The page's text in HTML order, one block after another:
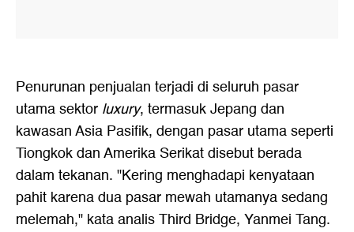
Penurunan penjualan terjadi di seluruh pasar
utama sektor luxury, termasuk Jepang dan
kawasan Asia Pasifik, dengan pasar utama seperti
Tiongkok dan Amerika Serikat disebut berada
dalam tekanan. "Kering menghadapi kenyataan
pahit karena dua pasar mewah utamanya sedang
melemah," kata analis Third Bridge, Yanmei Tang.